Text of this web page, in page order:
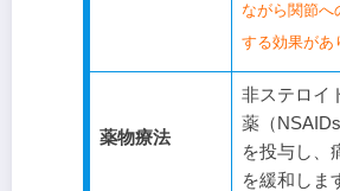
ながら関節へ
する効果があ
薬物療法
非ステロイ
薬（
を投与し、
を緩和しま